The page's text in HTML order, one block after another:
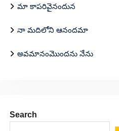
మా కాపరివైనందున
నా మదిలోని ఆనందమా
అవమానంమొందను నేను
Search